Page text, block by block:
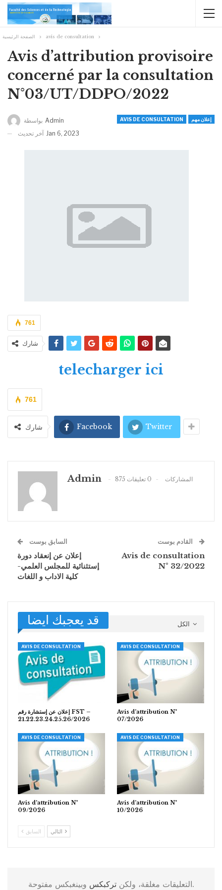
الصفحة الرئيسية avis de consultation
Avis d’attribution provisoire
concerné par la consultation
N°03/UT/DDPO/2022
AVIS DE CONSULTATION إعلان مهم
Admin
Jan 6, 2023
761
شارك
telecharger ici
761
شارك Facebook Twitter
Admin 875 المشاركات 0 تعليقات
السابق بوست
إعلان عن إنعقاد دورة
إستثنائية للمجلس العلمي-
كلية الاداب و اللغات
Avis de consultation
N° 32/2022
قد يعجبك ايضا
AVIS DE CONSULTATION
إعلان عن إستشارة رقم FST –
21.22.23.24.25.26/2026
AVIS DE CONSULTATION
Avis d’attribution N°
07/2026
AVIS DE CONSULTATION
Avis d’attribution N°
09/2026
AVIS DE CONSULTATION
Avis d’attribution N°
10/2026
السابق
التعليقات مغلقة، ولكنتركبكس وبينغبكس مفتوحة.